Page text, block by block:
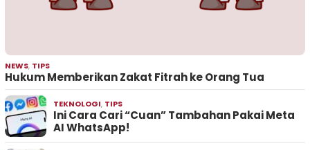
NEWS, TIPS
Hukum Memberikan Zakat Fitrah ke Orang Tua
TEKNOLOGI, TIPS
Ini Cara Cari “Cuan” Tambahan Pakai Meta
AI WhatsApp!